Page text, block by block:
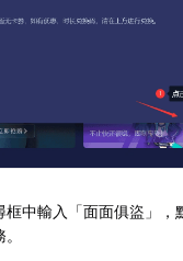
中輸入「面面俱盜」，